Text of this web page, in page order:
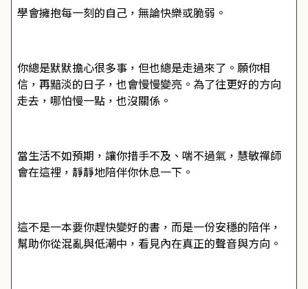
學會擁抱每一刻的自己，無論快樂或脆弱。
你總是默默擔心很多事，但也總是走過來了。願你相
信，再黯淡的日子，也會慢慢變亮。為了往更好的方向
走去，哪怕慢一點，也沒關係。
當生活不如預期，讓你措手不及、喘不過氣，慧敏禪師
會在這裡，靜靜地陪伴你休息一下。
這不是一本要你趕快變好的書，而是一份安穩的陪伴，
幫助你從混亂與低潮中，看見內在真正的聲音與方向。